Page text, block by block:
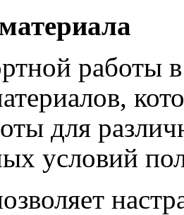
работы
для
условий